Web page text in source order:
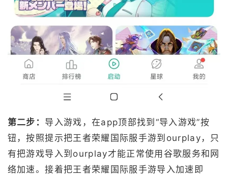
第二步： 导入游戏，在app顶部找到“导入游戏”按
钮，按照提示把王者荣耀国际服手游到ourplay，只
有把游戏导入到ourplay才能正常使用谷歌服务和网
络加速。接着把王者荣耀国际服手游导入加速即